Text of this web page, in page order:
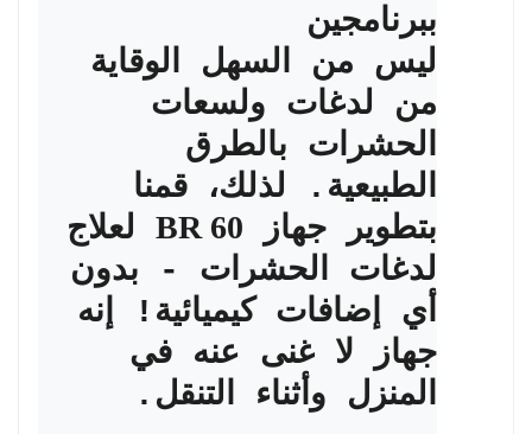
ببرنامجين
ليس من السهل الوقاية
من لدغات ولسعات
الحشرات بالطرق
الطبيعية. لذلك، قمنا
بتطوير جهاز BR 60لعلاج
لدغات الحشرات - بدون
أي إضافات كيميائية! إنه
جهاز لا غنى عنه في
المنزل وأثناء التنقل.